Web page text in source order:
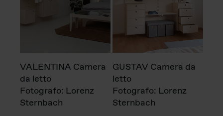
VALENTINA Camera
da letto
Fotografo: Lorenz
Sternbach
GUSTAV Camera da
letto
Fotografo: Lorenz
Sternbach